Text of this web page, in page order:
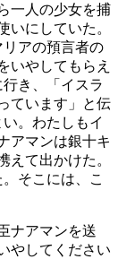
一人の少女を捕
いにしていた。
アの預言者の
いやしてもらえ
き、「イスラ
ています」と伝
。わたしもイ
アマンは銀十キ
えて出かけた。
そこには、こ
ナアマンを送
やしてください